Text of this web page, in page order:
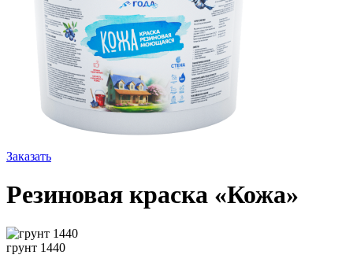
Заказать
Резиновая краска «Кожа»
грунт 1440